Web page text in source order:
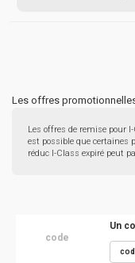
Les offres
Les offres de remise pour
est possible que certaines
réduc I-Class expiré peut
code
Un